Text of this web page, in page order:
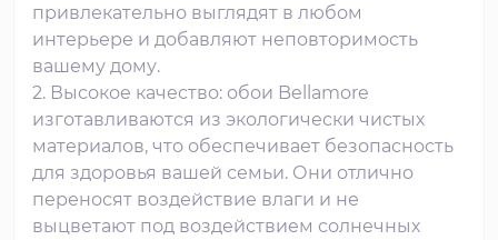
привлекательно выглядят в любом
интерьере и добавляют неповторимость
вашему дому.
2. Высокое качество: обои Bellamore
изготавливаются из экологически чистых
материалов, что обеспечивает безопасность
для здоровья вашей семьи. Они отлично
переносят воздействие влаги и не
выцветают под воздействием солнечных